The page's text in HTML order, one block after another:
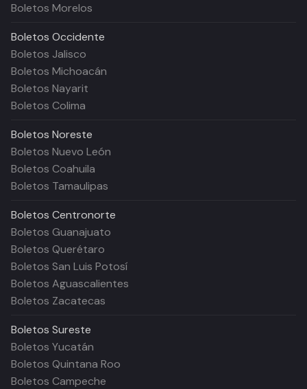
Boletos Morelos
Boletos Occidente
Boletos Jalisco
Boletos Michoacán
Boletos Nayarit
Boletos Colima
Boletos Noreste
Boletos Nuevo León
Boletos Coahuila
Boletos Tamaulipas
Boletos Centronorte
Boletos Guanajuato
Boletos Querétaro
Boletos San Luis Potosí
Boletos Aguascalientes
Boletos Zacatecas
Boletos Sureste
Boletos Yucatán
Boletos Quintana Roo
Boletos Campeche